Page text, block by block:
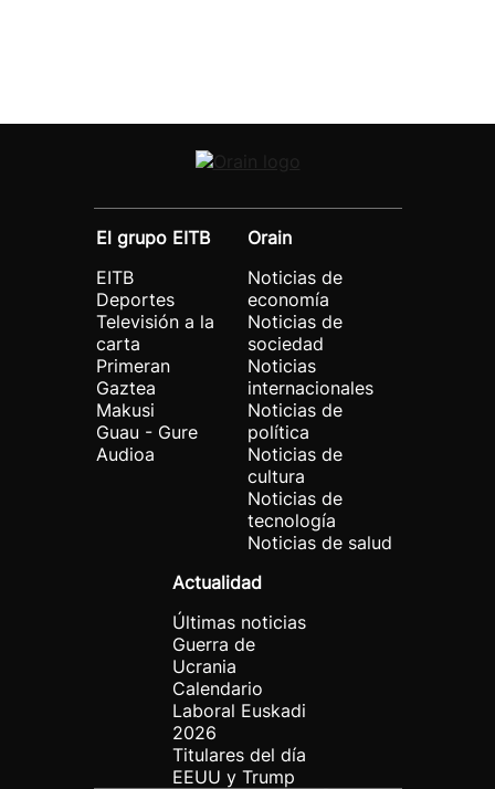
El grupo EITB
EITB
Deportes
Televisión a la
carta
Primeran
Gaztea
Makusi
Guau - Gure
Audioa
Orain
Noticias de
economía
Noticias de
sociedad
Noticias
internacionales
Noticias de
política
Noticias de
cultura
Noticias de
tecnología
Noticias de salud
Actualidad
Últimas noticias
Guerra de
Ucrania
Calendario
Laboral Euskadi
2026
Titulares del día
EEUU y Trump